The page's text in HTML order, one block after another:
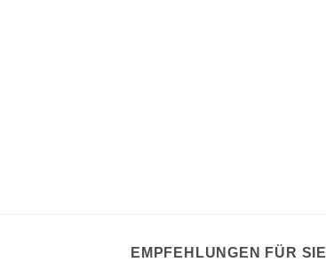
EMPFEHLUNGEN FÜR SIE